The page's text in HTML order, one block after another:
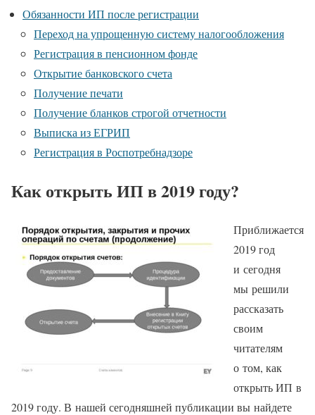
Обязанности ИП после регистрации
Переход на упрощенную систему налогообложения
Регистрация в пенсионном фонде
Открытие банковского счета
Получение печати
Получение бланков строгой отчетности
Выписка из ЕГРИП
Регистрация в Роспотребнадзоре
Как открыть ИП в 2019 году?
Приближается
2019 год
и сегодня
мы решили
рассказать
своим
читателям
о том, как
открыть ИП в
2019 году. В нашей сегодняшней публикации вы найдете